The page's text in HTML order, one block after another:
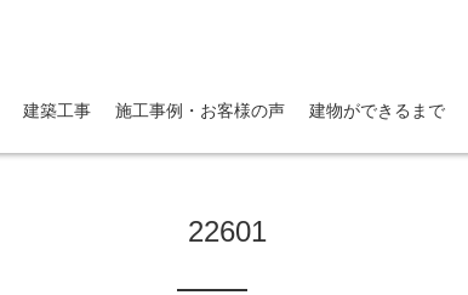
建築工事 施工事例・お客様の声 建物ができるまで
22601